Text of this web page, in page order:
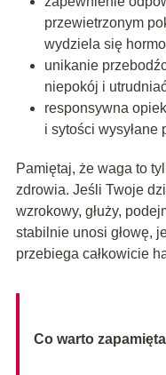
przewietrzonym
wydziela się
unikanie
niepokój i
responsywna
i sytości wysyłane
Pamiętaj, że waga to
zdrowia. Jeśli Twoje
wzrokowy, głuży,
stabilnie unosi głowę,
przebiega całkowicie
Co warto